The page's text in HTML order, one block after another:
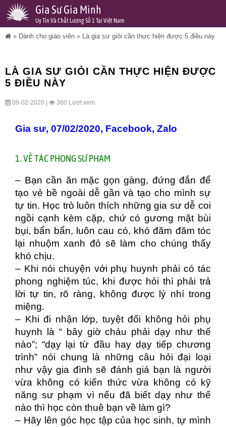
Gia Sư Gia Minh
Uy Tín Và Chất Lượng Số 1 Tại Việt Nam
» Dành cho giáo viên » Là gia sư giỏi cần thực hiện được 5 điều này
LÀ GIA SƯ GIỎI CẦN THỰC HIỆN ĐƯỢC
5 ĐIỀU NÀY
09-02-2020 | 360 Lượt xem
Gia sư, 07/02/2020, Facebook, Zalo
1. VỀ TÁC PHONG SƯ PHẠM
– Bạn cần ăn mặc gọn gàng, đứng đắn để
tạo vẻ bề ngoài dễ gần và tạo cho mình sự
tự tin. Học trò luôn thích những gia sư dễ coi
ngồi cạnh kèm cặp, chứ có gương mặt bùi
bụi, bẩn bẩn, luôn cau có, khó đăm đăm tóc
lại nhuộm xanh đỏ sẽ làm cho chúng thấy
khó chịu.
– Khi nói chuyện với phụ huynh phải có tác
phong nghiệm túc, khi được hỏi thì phải trả
lời tựtin, rõ ràng, không được lý nhí trong
miệng.
– Khi đi nhận lớp, tuyệt đối không hỏi phụ
huynh là “ bây giờ cháu phải dạy như thế
nào”; “dạy lại từ đầu hay dạy tiếp chương
trình” nói chung là những câu hỏi đại loại
như vậy gia đình sẽ đánh giá bạn là người
vừa không có kiến thức vừa không có kỹ
năng sư phạm vì nếu đã biết dạy như thế
nào thì học còn thuê bạn về làm gì?
– Hãy lên góc học tập của học sinh, tự mình